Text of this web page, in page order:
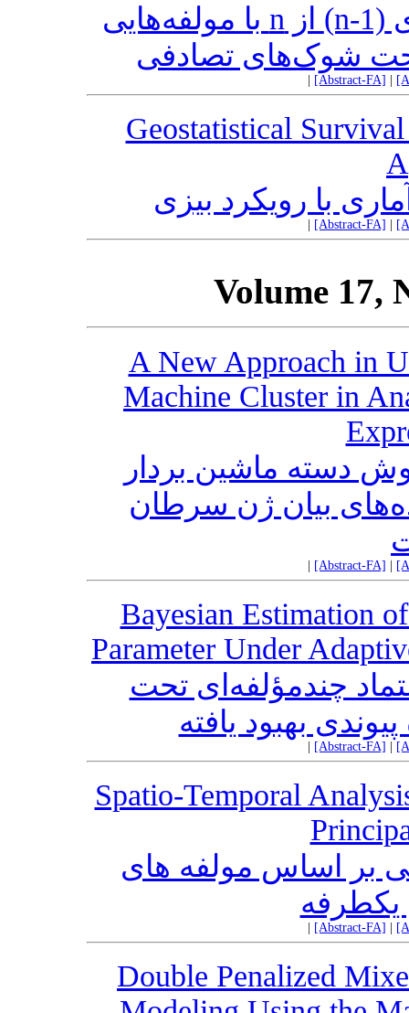
مقایسه‌های تصادفی سیستم‌های ‎‌‎(n-1)‎‎‌‎ از n‎ با مولفه‌هایی
[Abstract-FA]
Geostatistical
با رویکرد بیزی
[Abstract-FA]
Volume 17,
A New Approach in
Machine Cluster in
دسته ماشین بردار
بیان ژن سرطان
[Abstract-FA]
Bayesian Estimation
Parameter Under
چندمؤلفه‌ای تحت
بهبود یافته
[Abstract-FA]
Spatio-Temporal
بر اساس مولفه های
یکطرفه
[Abstract-FA]
Double Penalized